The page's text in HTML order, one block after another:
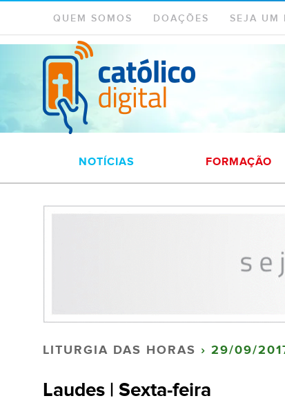
QUEM SOMOS DOAÇÕES SEJA UM
NOTÍCIAS FORMAÇÃO
LITURGIA DAS HORAS › 29/09/
Laudes | Sexta-feira